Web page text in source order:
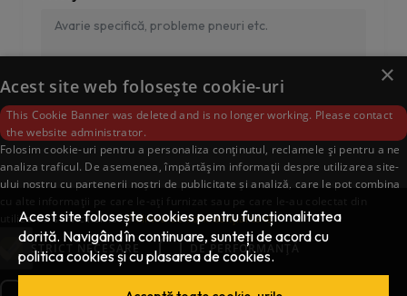
Sunt de acord cupolitica de confidențialitate
Trimite mesaj
Acest site folosește cookies pentru funcționalitatea
dorită. Navigând în continuare, sunteți de acord cu
politica cookies și cu plasarea de cookies.
×
Acest site web folosește cookie-uri
This Cookie Banner was deleted and is no longer working. Please contact
the website administrator.
Folosim cookie-uri pentru a personaliza conținutul, reclamele și pentru a ne
analiza traficul. De asemenea, împărtășim informații despre utilizarea site-
ului nostru cu partenerii noștri de publicitate și analiză, care le pot combina
cu alte informații pe care le-ați furnizat sau pe care le-au colectat din
utilizarea serviciilor lor.Politica de confidențialitate
STRICT NECESARE
DE PERFORMANȚĂ
DE FUNCŢIONALITATE